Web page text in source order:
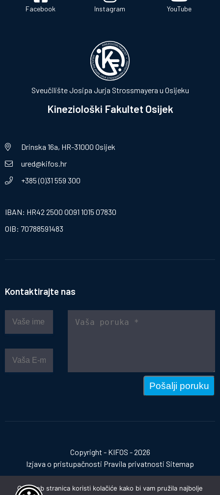
Facebook Instagram YouTube
Sveučilište Josipa Jurja Strossmayera u Osijeku
Kineziološki Fakultet Osijek
Drinska 16a, HR-31000 Osijek
ured@kifos.hr
+385 (0)31 559 300
IBAN: HR42 2500 0091 1015 07830
OIB: 70788591483
Kontaktirajte nas
Pošalji poruku
Copyright - KIFOS - 2026
Izjava o pristupačnosti Pravila privatnosti Sitemap
Ova web stranica koristi kolačiće kako bi vam pružila najbolje